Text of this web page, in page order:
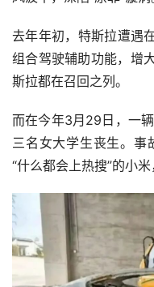
去年年初，特斯拉遭遇
组合驾驶辅助功能，增
斯拉都在召回之列。
而在今年3月29日，一
三名女大学生丧生。事
“什么都会上热搜”的小